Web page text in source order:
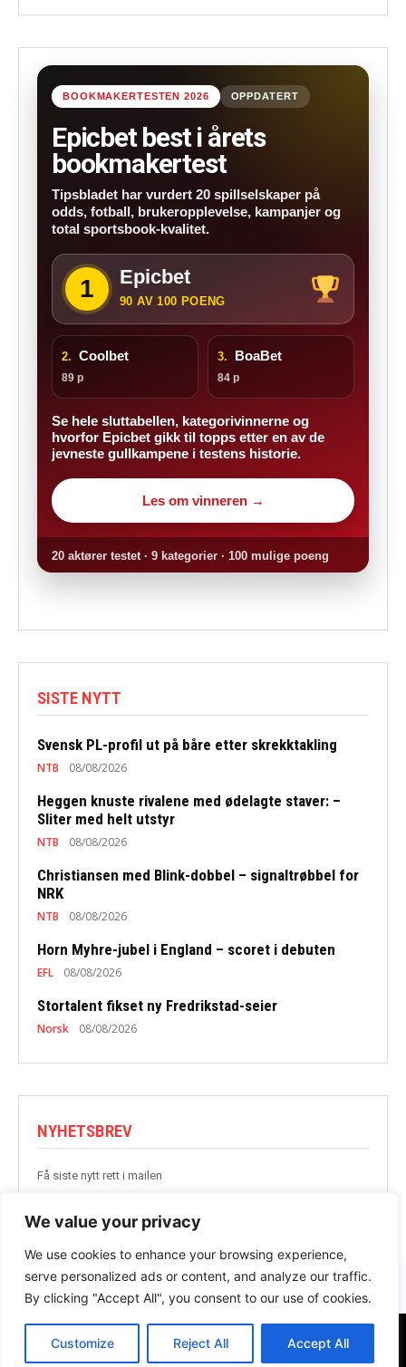
We value your privacy
We use cookies to enhance your browsing experience,
serve personalized ads or content, and analyze our traffic.
By clicking "Accept All", you consent to our use of cookies.
Customize Reject All Accept All
BOOKMAKERTESTEN 2026 OPPDATERT
Epicbet best i årets
bookmakertest
Tipsbladet har vurdert 20 spillselskaper på
odds, fotball, brukeropplevelse, kampanjer og
total sportsbook-kvalitet.
1 Epicbet
90 AV 100 POENG
2. Coolbet
89 p
3. BoaBet
84 p
Se hele sluttabellen, kategorivinnerne og
hvorfor Epicbet gikk til topps etter en av de
jevneste gullkampene i testens historie.
Les om vinneren →
20 aktører testet · 9 kategorier · 100 mulige poeng
SISTE NYTT
Svensk PL-profil ut på båre etter skrekktakling
NTB 08/08/2026
Heggen knuste rivalene med ødelagte staver: –
Sliter med helt utstyr
NTB 08/08/2026
Christiansen med Blink-dobbel – signaltrøbbel for
NRK
NTB 08/08/2026
Horn Myhre-jubel i England – scoret i debuten
EFL 08/08/2026
Stortalent fikset ny Fredrikstad-seier
Norsk 08/08/2026
NYHETSBREV
Få siste nytt rett i mailen